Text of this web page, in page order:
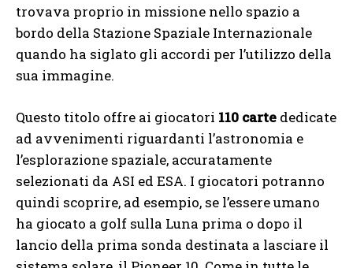
trovava proprio in missione nello spazio a
bordo della Stazione Spaziale Internazionale
quando ha siglato gli accordi per l’utilizzo della
sua immagine.
Questo titolo offre ai giocatori 110 carte dedicate
ad avvenimenti riguardanti l’astronomia e
l’esplorazione spaziale, accuratamente
selezionati da ASI ed ESA. I giocatori potranno
quindi scoprire, ad esempio, se l’essere umano
ha giocato a golf sulla Luna prima o dopo il
lancio della prima sonda destinata a lasciare il